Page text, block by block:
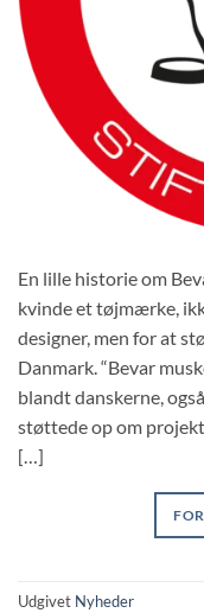
En lille historie om
kvinde et tøjmærke,
designer, men for at
Danmark. “Bevar
blandt danskerne,
støttede op om
[…]
Udgivet Nyheder